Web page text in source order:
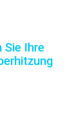
Sie Ihre